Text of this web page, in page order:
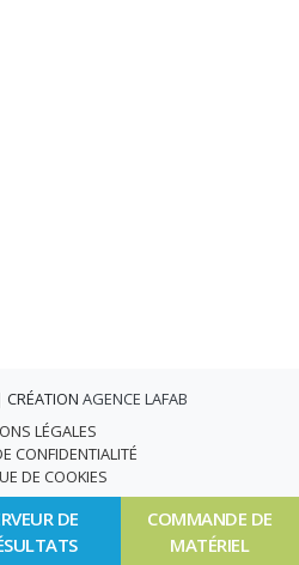
DE
COMMANDE DE
MATÉRIEL
AGENCE LAFAB
LÉGALES
CONFIDENTIALITÉ
DE COOKIES